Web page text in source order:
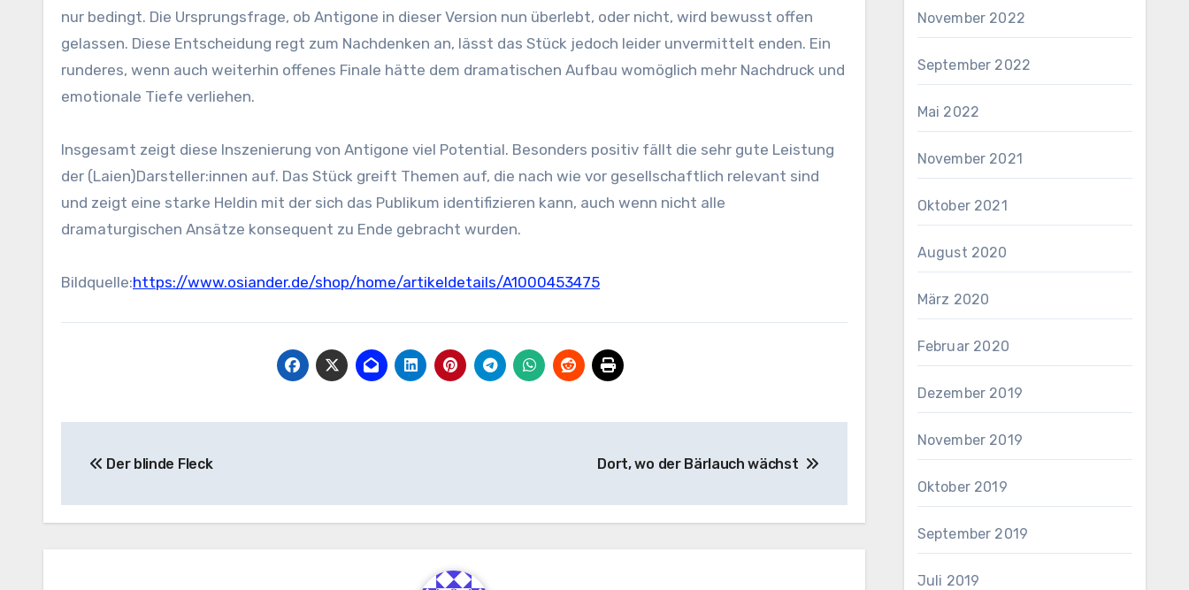
nur bedingt. Die Ursprungsfrage, ob Antigone in dieser Version nun überlebt, oder nicht, wird bewusst offen
gelassen. Diese Entscheidung regt zum Nachdenken an, lässt das Stück jedoch leider unvermittelt enden. Ein
runderes, wenn auch weiterhin offenes Finale hätte dem dramatischen Aufbau womöglich mehr Nachdruck und
emotionale Tiefe verliehen.
Insgesamt zeigt diese Inszenierung von Antigone viel Potential. Besonders positiv fällt die sehr gute Leistung
der (Laien)Darsteller:innen auf. Das Stück greift Themen auf, die nach wie vor gesellschaftlich relevant sind
und zeigt eine starke Heldin mit der sich das Publikum identifizieren kann, auch wenn nicht alle
dramaturgischen Ansätze konsequent zu Ende gebracht wurden.
Bildquelle:https://www.osiander.de/shop/home/artikeldetails/A1000453475
Der blinde Fleck Dort, wo der Bärlauch wächst
November 2022
September 2022
Mai 2022
November 2021
Oktober 2021
August 2020
März 2020
Februar 2020
Dezember 2019
November 2019
Oktober 2019
September 2019
Juli 2019